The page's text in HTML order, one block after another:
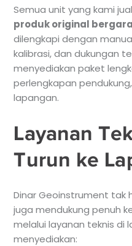
Semua unit yang kami
produk original
dilengkapi dengan
kalibrasi, dan dukungan
menyediakan paket
perlengkapan
lapangan.
Layanan
Turun ke
Dinar Geoinstrument tak
juga mendukung penuh
melalui layanan teknis di
menyediakan: